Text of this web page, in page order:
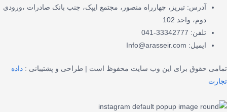
آدرس: تبریز، چهارراه منصور، مجتمع ایپک، جنب بانک صادرات ،ورودی
دوم، واحد 102
تلفن: 33342777-041
ایمیل: Info@arasseir.com
تمامی حقوق برای این وب سایت محفوظ است | طراحی و پشتیبانی : داده
تجارت